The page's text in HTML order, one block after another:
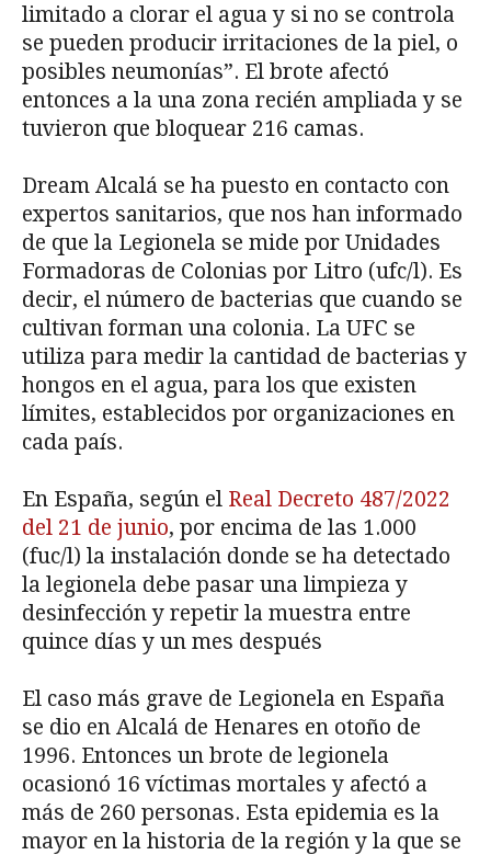
limitado a clorar el agua y si no se controla
se pueden producir irritaciones de la piel, o
posibles neumonías”. El brote afectó
entonces a la una zona recién ampliada y se
tuvieron que bloquear 216 camas.
Dream Alcalá se ha puesto en contacto con
expertos sanitarios, que nos han informado
de que la Legionela se mide por Unidades
Formadoras de Colonias por Litro (ufc/l). Es
decir, el número de bacterias que cuando se
cultivan forman una colonia. La UFC se
utiliza para medir la cantidad de bacterias y
hongos en el agua, para los que existen
límites, establecidos por organizaciones en
cada país.
En España, según el Real Decreto 487/2022
del 21 de junio, por encima de las 1.000
(fuc/l) la instalación donde se ha detectado
la legionela debe pasar una limpieza y
desinfección y repetir la muestra entre
quince días y un mes después
El caso más grave de Legionela en España
se dio en Alcalá de Henares en otoño de
1996. Entonces un brote de legionela
ocasionó 16 víctimas mortales y afectó a
más de 260 personas. Esta epidemia es la
mayor en la historia de la región y la que se